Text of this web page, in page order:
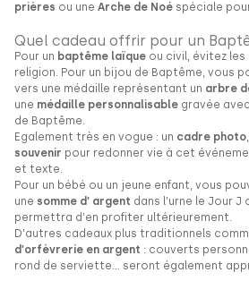
prières ou une Arche de Noé spéciale
Quel cadeau offrir pour un
Pour un baptême laïque ou civil, évitez
religion. Pour un bijou de Baptême, vous
vers une médaille représentant un arbre
une médaille personnalisable gravée
de Baptême.
Egalement très en vogue : un cadre photo
souvenir pour redonner vie à cet
et texte.
Pour un bébé ou un jeune enfant, vous
une somme d’ argent dans l’urne le Jour J
permettra d’en profiter ultérieurement.
D’autres cadeaux plus traditionnels
d’orfèvrerie en argent : couverts
rond de serviette… seront également